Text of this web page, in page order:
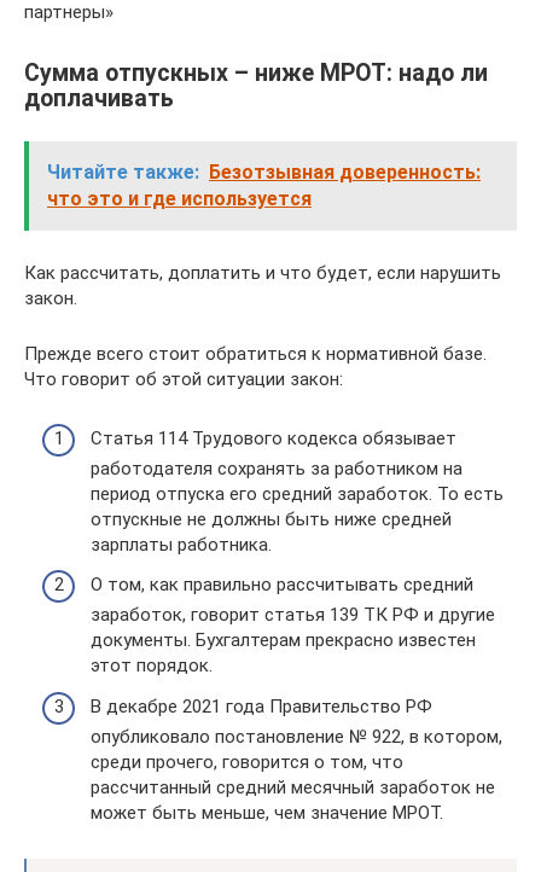
партнеры»
Сумма отпускных – ниже МРОТ: надо ли
доплачивать
Читайте также: Безотзывная доверенность:
что это и где используется
Как рассчитать, доплатить и что будет, если нарушить
закон.
Прежде всего стоит обратиться к нормативной базе.
Что говорит об этой ситуации закон:
Статья 114 Трудового кодекса обязывает
работодателя сохранять за работником на
период отпуска его средний заработок. То есть
отпускные не должны быть ниже средней
зарплаты работника.
О том, как правильно рассчитывать средний
заработок, говорит статья 139 ТК РФ и другие
документы. Бухгалтерам прекрасно известен
этот порядок.
В декабре 2021 года Правительство РФ
опубликовало постановление № 922, в котором,
среди прочего, говорится о том, что
рассчитанный средний месячный заработок не
может быть меньше, чем значение МРОТ.